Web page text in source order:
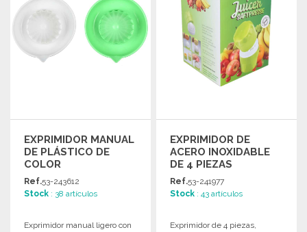
EXPRIMIDOR MANUAL
DE PLÁSTICO DE
COLOR
Ref.53-243612
Stock : 38 artículos
Exprimidor manual ligero con
EXPRIMIDOR DE
ACERO INOXIDABLE
DE 4 PIEZAS
Ref.53-241977
Stock : 43 artículos
Exprimidor de 4 piezas,